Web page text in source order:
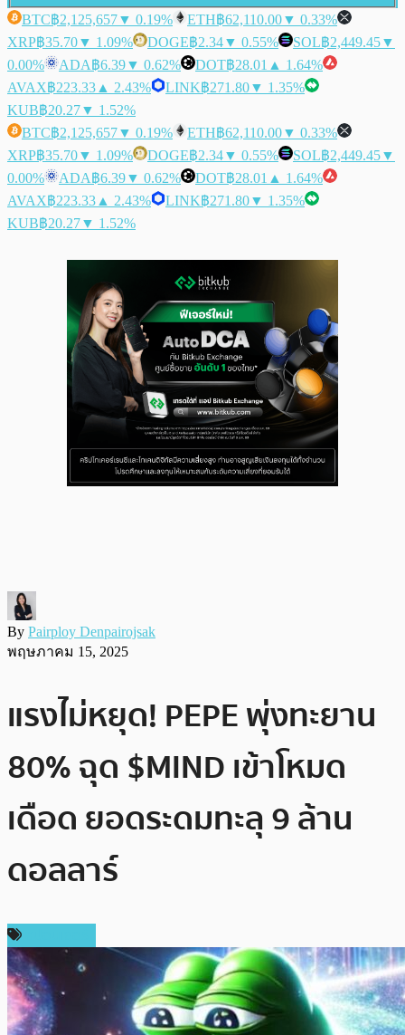
BTC฿2,125,657▼ 0.19% ETH฿62,110.00▼ 0.33%
XRP฿35.70▼ 1.09% DOGE฿2.34▼ 0.55% SOL฿2,449.45▼
0.00%
ADA฿6.39▼ 0.62% DOT฿28.01 ▲ 1.64%
AVAX฿223.33 ▲ 2.43% LINK฿271.80▼ 1.35%
KUB฿20.27▼ 1.52%
BTC฿2,125,657▼ 0.19% ETH฿62,110.00▼ 0.33%
XRP฿35.70▼ 1.09% DOGE฿2.34▼ 0.55% SOL฿2,449.45▼
0.00%
ADA฿6.39▼ 0.62% DOT฿28.01 ▲ 1.64%
AVAX฿223.33 ▲ 2.43% LINK฿271.80▼ 1.35%
KUB฿20.27▼ 1.52%
By Pairploy Denpairojsak
พฤษภาคม 15, 2025
แรงไม่หยุด! PEPE พุ่งทะยาน
80% ฉุด $MIND เข้าโหมด
เดือด ยอดระดมทะลุ 9 ล้าน
ดอลลาร์